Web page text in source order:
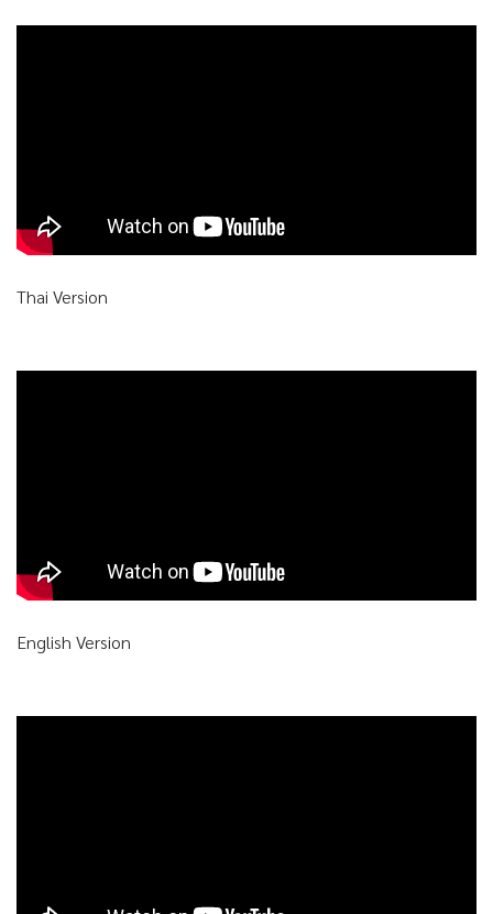
Thai Version
English Version